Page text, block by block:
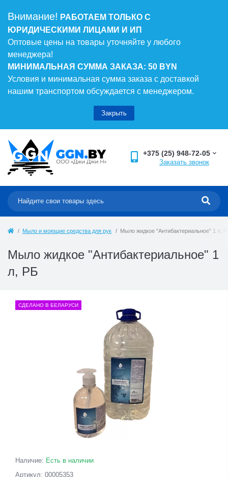
Внимание! РАБОТАЕМ ТОЛЬКО С
ЮРИДИЧЕСКИМИ ЛИЦАМИ И ИП
Оптовые цены на товары уточняйте у любого
менеджера!
МИНИМАЛЬНАЯ СУММА ЗАКАЗА: 50 BYN
Условия и минимальная сумма заказа с доставкой
нашим транспортом обсуждается с менеджером.
Закрыть
+375 (25) 948-72-05
Заказать звонок
Мыло и моющие средства для рук Мыло жидкое "Антибактериальное" 1 л,
Мыло жидкое "Антибактериальное" 1
л, РБ
Наличие: Есть в наличии
Артикул: 00005353
СДЕЛАНО В БЕЛАРУСИ